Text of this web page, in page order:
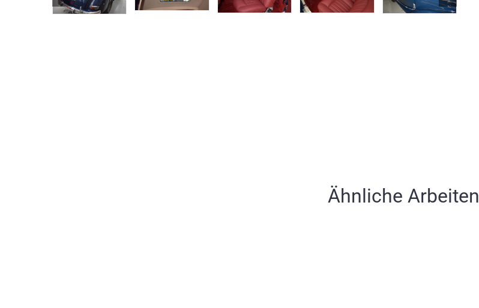
Ähnliche Arbeiten